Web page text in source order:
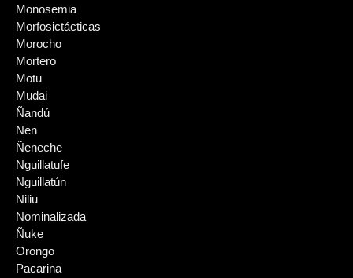
Monosemia
Morfosictácticas
Morocho
Mortero
Motu
Mudai
Ñandú
Nen
Ñeneche
Nguillatufe
Nguillatún
Niliu
Nominalizada
Ñuke
Orongo
Pacarina